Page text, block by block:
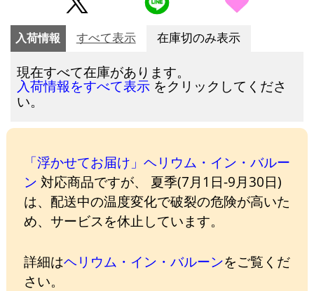
入荷情報 すべて表示 在庫切のみ表示
現在すべて在庫があります。
入荷情報をすべて表示 をクリックしてくださ
い。
「浮かせてお届け」ヘリウム・イン・バルー
ン 対応商品ですが、 夏季(7月1日-9月30日)
は、配送中の温度変化で破裂の危険が高いた
め、サービスを休止しています。
詳細はヘリウム・イン・バルーンをご覧くだ
さい。